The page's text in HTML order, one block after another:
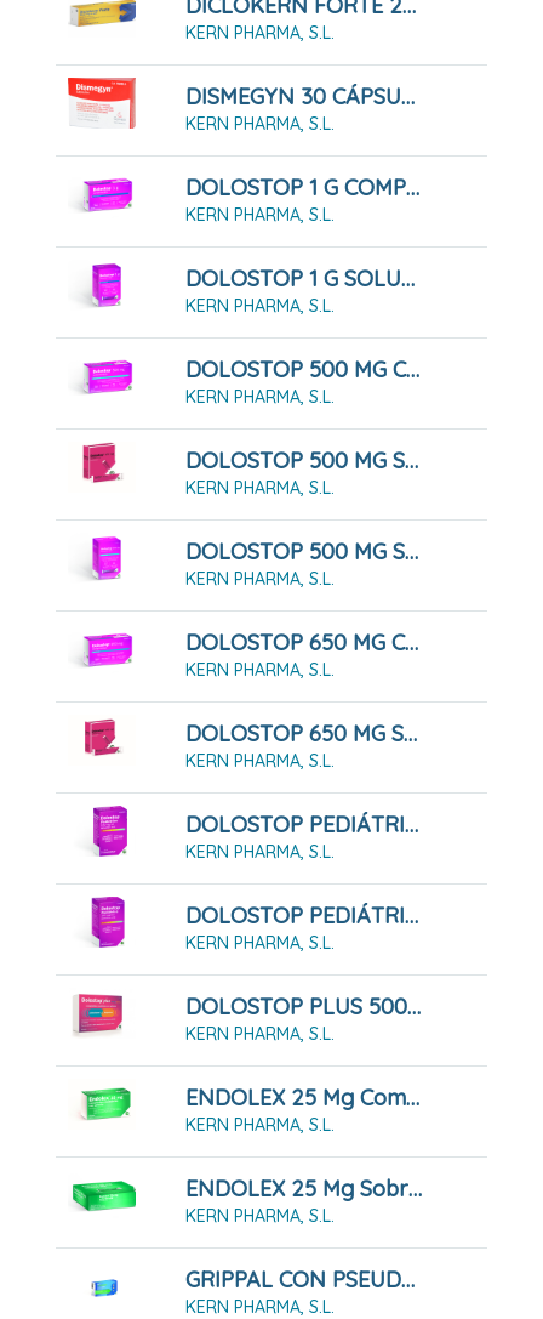
KERN PHARMA, S.L.
DISMEGYN 30 CÁPSULAS
KERN PHARMA, S.L.
DOLOSTOP 1 G COMPRIMIDOS , 10 Comprimidos
KERN PHARMA, S.L.
DOLOSTOP 1 G SOLUCIÓN ORAL, 10 Sobres 10 Ml
KERN PHARMA, S.L.
DOLOSTOP 500 MG COMPRIMIDOS , 20 Comprimidos
KERN PHARMA, S.L.
DOLOSTOP 500 MG SOLUCIÓN ORAL, 10 Sobres 10 Ml
KERN PHARMA, S.L.
DOLOSTOP 500 MG SOLUCIÓN ORAL, 20 Sobres 10 Ml
KERN PHARMA, S.L.
DOLOSTOP 650 MG COMPRIMIDOS , 20 Comprimidos
KERN PHARMA, S.L.
DOLOSTOP 650 MG SOLUCIÓN ORAL, 10 Sobres 10 Ml
KERN PHARMA, S.L.
DOLOSTOP PEDIÁTRICO 100 MG/ML SOLUCION ORAL , 30 Ml
KERN PHARMA, S.L.
DOLOSTOP PEDIÁTRICO 100 MG/ML SOLUCION ORAL , 60 Ml
KERN PHARMA, S.L.
DOLOSTOP PLUS 500 MG/ 150 MG 16 COMPRIMDIOS
KERN PHARMA, S.L.
ENDOLEX 25 Mg Comprimidos Recubiertos Con Película, 12 Comprimidos
KERN PHARMA, S.L.
ENDOLEX 25 Mg Sobres Solución Oral, 10 Sobres
KERN PHARMA, S.L.
GRIPPAL CON PSEUDOEFEDRINA Y DEXTROMETORFANO CÁPSULAS DURAS, 16 Cápsulas
KERN PHARMA, S.L.